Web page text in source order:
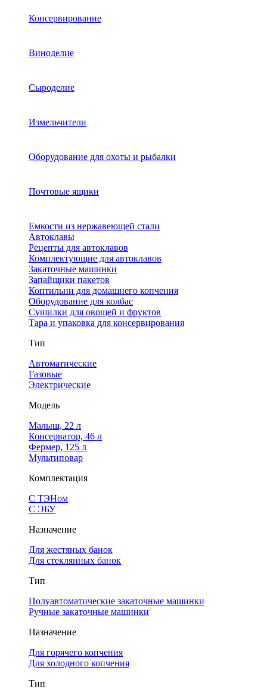
Консервирование
Виноделие
Сыроделие
Измельчители
Оборудование для охоты и рыбалки
Почтовые ящики
Емкости из нержавеющей стали
Автоклавы
Рецепты для автоклавов
Комплектующие для автоклавов
Закаточные машинки
Запайщики пакетов
Коптильни для домашнего копчения
Оборудование для колбас
Сушилки для овощей и фруктов
Тара и упаковка для консервирования
Тип
Автоматические
Газовые
Электрические
Модель
Малыш, 22 л
Консерватор, 46 л
Фермер, 125 л
Мультиповар
Комплектация
С ТЭНом
С ЭБУ
Назначение
Для жестяных банок
Для стеклянных банок
Тип
Полуавтоматические закаточные машинки
Ручные закаточные машинки
Назначение
Для горячего копчения
Для холодного копчения
Тип